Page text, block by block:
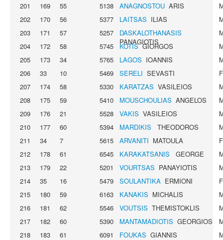
201 169 55 5138 ANAGNOSTOU ARIS
202
170 56 5377 LAITSAS ILIAS
203
171 57 5257
DASKALOTHANASIS
PANAGIOTIS
204
172 58 5745 KOTISGIORGOS
205
173 34 5765 LAGOS IOANNIS
206
33 10 5469 SERELI SEVASTI
207
174 58 5330 KARATZAS VASILEIOS
208
175 59 5410 MOUSCHOULIAS ANGELOS
209
176 21 5528 VAKIS VASILEIOS
210
177 60 5394 MARDIKIS THEODOROS
211
34 7 5615 ARVANITI MATOULA
212
178 61 6545 KARAKATSANIS GEORGE
213
179 22 5201 VOURTSAS PANAYIOTIS
214
35 16 5479 SOULANTIKA ERMIONI
215
180 59 6163 KANAKIS MICHALIS
216
181 62 5546 VOUTSIS THEMISTOKLIS
217
182 60 5390 MANTAMADIOTIS GEORGIOS
218
183 61 6091 FOUKAS GIANNIS